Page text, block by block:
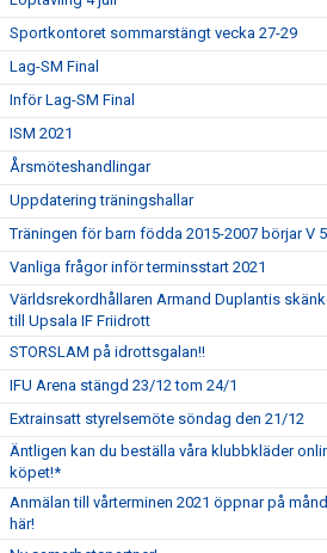
Sportkontoret sommarstängt vecka 27-29
Lag-SM Final
Inför Lag-SM Final
ISM 2021
Årsmöteshandlingar
Uppdatering träningshallar
Träningen för barn födda 2015-2007 börjar V
Vanliga frågor inför terminsstart 2021
Världsrekordhållaren Armand Duplantis
till Upsala IF Friidrott
STORSLAM på idrottsgalan!!
IFU Arena stängd 23/12 tom 24/1
Extrainsatt styrelsemöte söndag den 21/12
Äntligen kan du beställa våra klubbkläder
köpet!*
Anmälan till vårterminen 2021 öppnar på
här!